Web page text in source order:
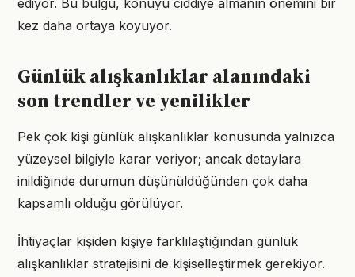
ediyor. Bu bulgu, konuyu ciddiye almanın önemini bir
kez daha ortaya koyuyor.
Günlük alışkanlıklar alanındaki
son trendler ve yenilikler
Pek çok kişi günlük alışkanlıklar konusunda yalnızca
yüzeysel bilgiyle karar veriyor; ancak detaylara
inildiğinde durumun düşünüldüğünden çok daha
kapsamlı olduğu görülüyor.
İhtiyaçlar kişiden kişiye farklılaştığından günlük
alışkanlıklar stratejisini de kişiselleştirmek gerekiyor.